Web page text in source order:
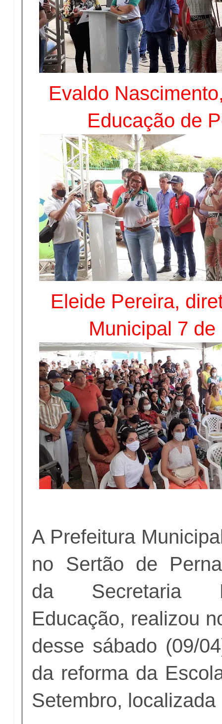
Evaldo
Educação de
Eleide Pereira,
Municipal 7
A Prefeitura
no Sertão de
da Secretaria
Educação, realizou
desse sábado (09/
da reforma da
Setembro,